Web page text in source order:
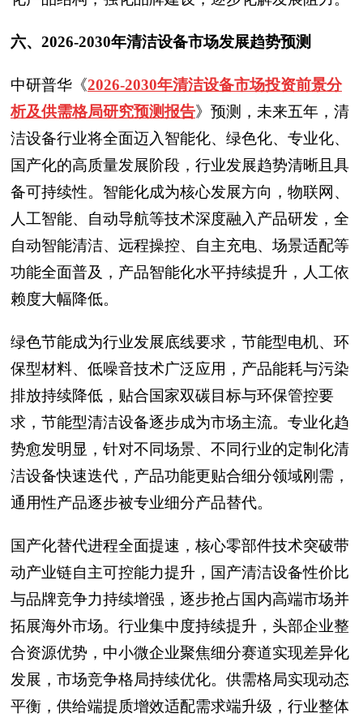
六、2026-2030年清洁设备市场发展趋势预测
中研普华 《2026-2030年清洁设备市场投资前景分
析及供需格局研究预测报告》预测， 未来五年，清
洁设备行业将全面迈入智能化、绿色化、专业化、
国产化的高质量发展阶段，行业发展趋势清晰且具
备可持续性。智能化成为核心发展方向，物联网、
人工智能、自动导航等技术深度融入产品研发，全
自动智能清洁、远程操控、自主充电、场景适配等
功能全面普及，产品智能化水平持续提升，人工依
赖度大幅降低。
绿色节能成为行业发展底线要求，节能型电机、环
保型材料、低噪音技术广泛应用，产品能耗与污染
排放持续降低，贴合国家双碳目标与环保管控要
求，节能型清洁设备逐步成为市场主流。专业化趋
势愈发明显，针对不同场景、不同行业的定制化清
洁设备快速迭代，产品功能更贴合细分领域刚需，
通用性产品逐步被专业细分产品替代。
国产化替代进程全面提速，核心零部件技术突破带
动产业链自主可控能力提升，国产清洁设备性价比
与品牌竞争力持续增强，逐步抢占国内高端市场并
拓展海外市场。行业集中度持续提升，头部企业整
合资源优势，中小微企业聚焦细分赛道实现差异化
发展，市场竞争格局持续优化。供需格局实现动态
平衡，供给端提质增效适配需求端升级，行业整体